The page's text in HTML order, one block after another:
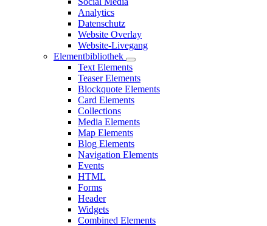
Analytics
Datenschutz
Website Overlay
Website-Livegang
Elementbibliothek
Text Elements
Teaser Elements
Blockquote Elements
Card Elements
Collections
Media Elements
Map Elements
Blog Elements
Navigation Elements
Events
HTML
Forms
Header
Widgets
Combined Elements